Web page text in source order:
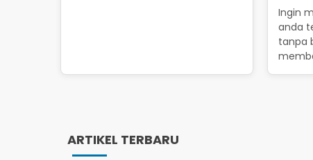
Ingin
anda
tanpa
ARTIKEL TERBARU